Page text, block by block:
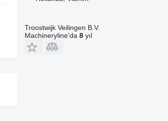
Troostwijk Veilingen B.V.
Machineryline'da 8yıl